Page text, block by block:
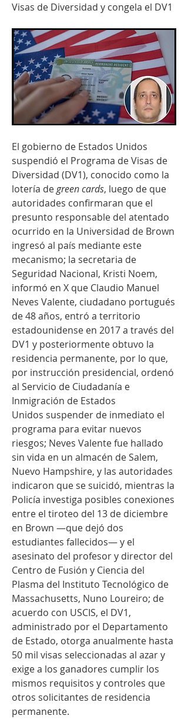
Visas de Diversidad y congela el DV1
El gobierno de Estados Unidos
suspendió el Programa de Visas de
Diversidad (DV1), conocido como la
lotería de green cards, luego de que
autoridades confirmaran que el
presunto responsable del atentado
ocurrido en la Universidad de Brown
ingresó al país mediante este
mecanismo; la secretaria de
Seguridad Nacional, Kristi Noem,
informó en X que Claudio Manuel
Neves Valente, ciudadano portugués
de 48 años, entró a territorio
estadounidense en 2017 a través del
DV1 y posteriormente obtuvo la
residencia permanente, por lo que,
por instrucción presidencial, ordenó
al Servicio de Ciudadanía e
Inmigración de Estados
Unidos suspender de inmediato el
programa para evitar nuevos
riesgos; Neves Valente fue hallado
sin vida en un almacén de Salem,
Nuevo Hampshire, y las autoridades
indicaron que se suicidó, mientras la
Policía investiga posibles conexiones
entre el tiroteo del 13 de diciembre
en Brown —que dejó dos
estudiantes fallecidos— y el
asesinato del profesor y director del
Centro de Fusión y Ciencia del
Plasma del Instituto Tecnológico de
Massachusetts, Nuno Loureiro; de
acuerdo con USCIS, el DV1,
administrado por el Departamento
de Estado, otorga anualmente hasta
50 mil visas seleccionadas al azar y
exige a los ganadores cumplir los
mismos requisitos y controles que
otros solicitantes de residencia
permanente.